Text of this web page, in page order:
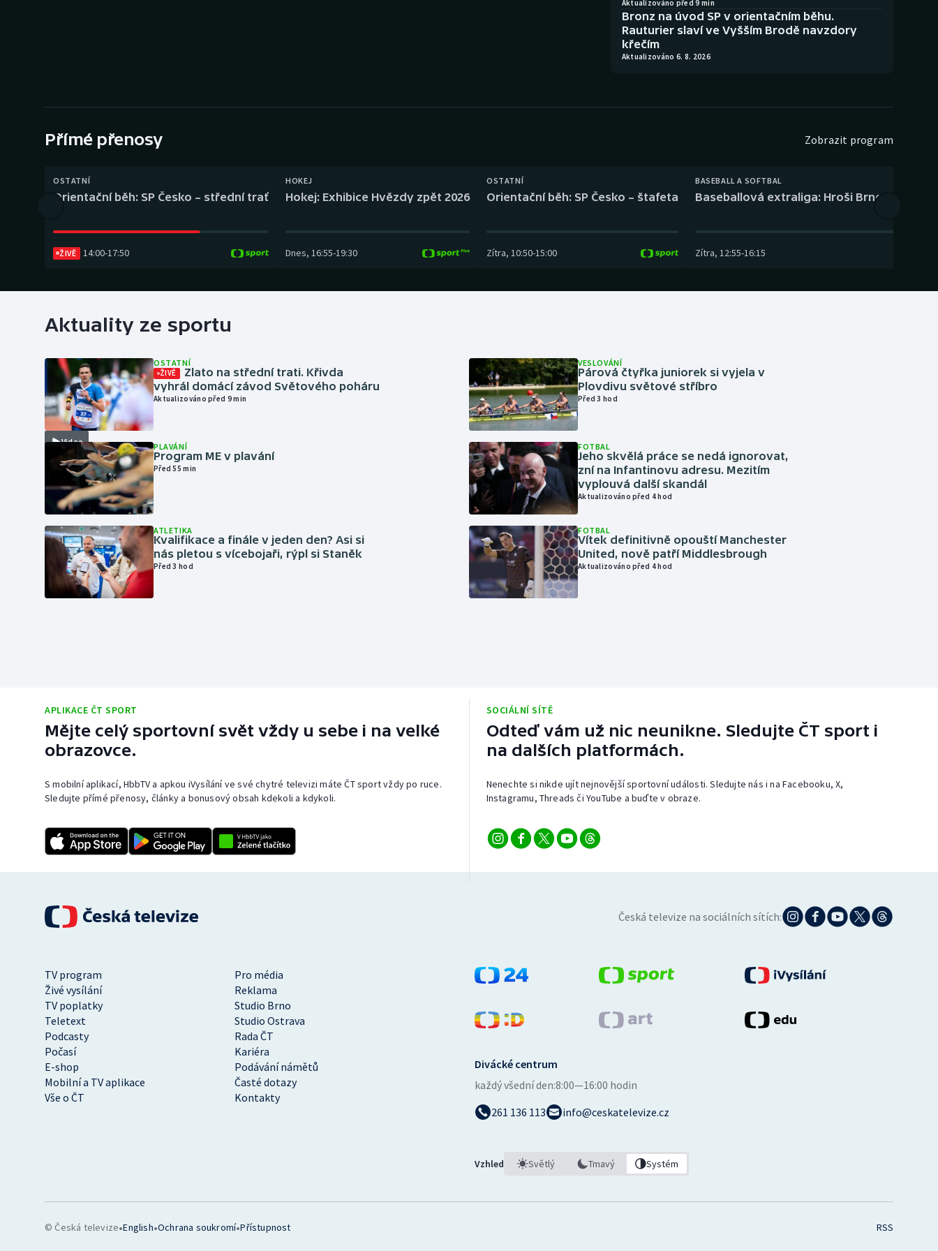
Futsal Parasport Volejbal
Aktualizováno před 9 min
Bronz na úvod SP v orientačním běhu.
Rauturier slaví ve Vyšším Brodě navzdory
křečím
Aktualizováno 6. 8. 2026
Přímé přenosy Zobrazit program
OSTATNÍ
Orientační běh: SP Česko – střední trať
ŽIVĚ 14:00-17:50
HOKEJ
Hokej: Exhibice Hvězdy zpět 2026
Dnes, 16:55-19:30
OSTATNÍ
Orientační běh: SP Česko – štafeta
Zítra, 10:50-15:00
BASEBALL A SOFTBAL
Baseballová extraliga: Hroši Brno – Eagles
Zítra, 12:55-16:15
Aktuality ze sportu
Video
OSTATNÍ
ŽIVĚ
Zlato na střední trati. Křivda
vyhrál domácí závod Světového poháru
Aktualizováno před 9 min
PLAVÁNÍ
Program ME v plavání
Před 55 min
ATLETIKA
Kvalifikace a finále v jeden den? Asi si
nás pletou s vícebojaři, rýpl si Staněk
Před 3 hod
VESLOVÁNÍ
Párová čtyřka juniorek si vyjela v
Plovdivu světové stříbro
Před 3 hod
FOTBAL
Jeho skvělá práce se nedá ignorovat,
zní na Infantinovu adresu. Mezitím
vyplouvá další skandál
Aktualizováno před 4 hod
FOTBAL
Vítek definitivně opouští Manchester
United, nově patří Middlesbrough
Aktualizováno před 4 hod
APLIKACE ČT SPORT
Mějte celý sportovní svět vždy u sebe i na velké
obrazovce.
S mobilní aplikací, HbbTV a apkou iVysílání ve své chytré televizi máte ČT sport vždy po ruce.
Sledujte přímé přenosy, články a bonusový obsah kdekoli a kdykoli.
SOCIÁLNÍ SÍTĚ
Odteď vám už nic neunikne. Sledujte ČT sport i
na dalších platformách.
Nenechte si nikde ujít nejnovější sportovní události. Sledujte nás i na Facebooku, X,
Instagramu, Threads či YouTube a buďte v obraze.
Česká televize na sociálních sítích:
TV program
Pro média
Živé vysílání
Reklama
TV poplatky
Studio Brno
Teletext
Studio Ostrava
Podcasty
Rada ČT
Počasí
Kariéra
E-shop
Podávání námětů
Mobilní a TV aplikace
Časté dotazy
Vše o ČT
Kontakty
Divácké centrum
každý všední den:8:00—16:00 hodin
261 136 113
info@ceskatelevize.cz
Vzhled Světlý Tmavý Systém
© Česká televize•English•Ochrana soukromí•Přístupnost RSS